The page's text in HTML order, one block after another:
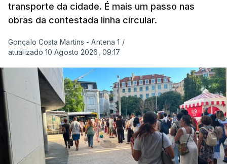
do programa espacial da União Europeia.
no Centro Europeu de Previsões Meteorológicas de
terceiro mês consecutivo de calor excecional na
Europa Ocidental, elevando a temperatura
combinada de junho e julho a um novo recorde
para a região”.
transporte da cidade. É mais um passo nas
obras da contestada linha circular.
Gonçalo Costa Martins - Antena 1 /
atualizado 10 Agosto 2026, 09:17